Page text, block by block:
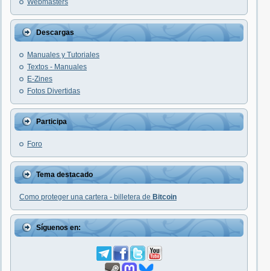
Webmasters
Descargas
Manuales y Tutoriales
Textos - Manuales
E-Zines
Fotos Divertidas
Participa
Foro
Tema destacado
Como proteger una cartera - billetera de Bitcoin
Síguenos en: